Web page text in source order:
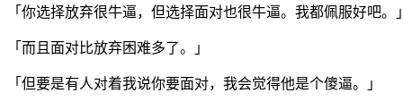
「你选择放弃很牛逼，但选择面对也很牛逼。我都佩服好吧。」
「而且面对比放弃困难多了。」
「但要是有人对着我说你要面对，我会觉得他是个傻逼。」